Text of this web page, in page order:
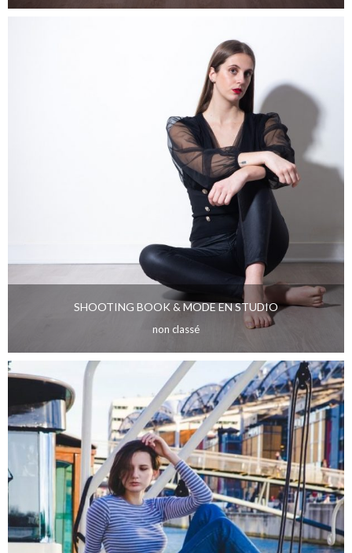
SHOOTING BOOK & MODE EN STUDIO
non classé